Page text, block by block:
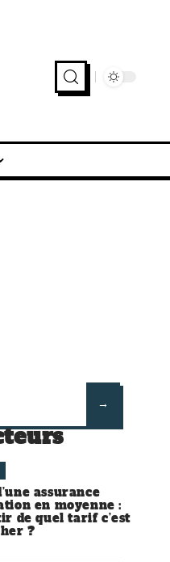
assurance
en moyenne :
de quel tarif c’est
?